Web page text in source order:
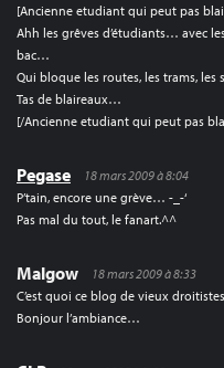
[Ancienne etudiant qui peut pas
Ahh les grêves d’étudiants… avec
bac…
Qui bloque les routes, les trams,
Tas de blaireaux…
[/Ancienne etudiant qui peut pas
Pegase
18 mars 2009 à 8:04
P’tain, encore une grève… -_-‘
Pas mal du tout, le fanart.^^
Malgow
18 mars 2009 à 8:33
C’est quoi ce blog de vieux
Bonjour l’ambiance…